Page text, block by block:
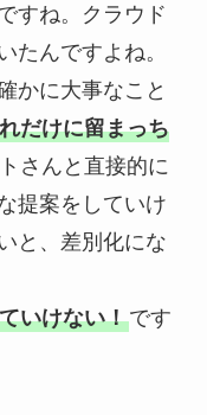
すね。クラウド
たんですよね。
かに大事なこと
だけに留まっち
さんと直接的に
提案をしていけ
と、差別化にな
いけない！です